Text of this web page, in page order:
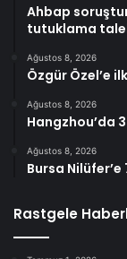
Ahbap
tutuklama
Ağustos 8, 2026
Özgür Özel’e
Ağustos 8, 2026
Hangzhou’da
Ağustos 8, 2026
Bursa Nilüfer’e
Rastgele